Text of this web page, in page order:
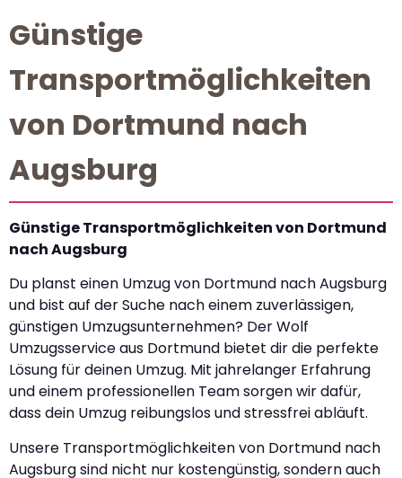
Günstige
Transportmöglichkeiten
von Dortmund nach
Augsburg
Günstige Transportmöglichkeiten von Dortmund
nach Augsburg
Du planst einen Umzug von Dortmund nach Augsburg
und bist auf der Suche nach einem zuverlässigen,
günstigen Umzugsunternehmen? Der Wolf
Umzugsservice aus Dortmund bietet dir die perfekte
Lösung für deinen Umzug. Mit jahrelanger Erfahrung
und einem professionellen Team sorgen wir dafür,
dass dein Umzug reibungslos und stressfrei abläuft.
Unsere Transportmöglichkeiten von Dortmund nach
Augsburg sind nicht nur kostengünstig, sondern auch